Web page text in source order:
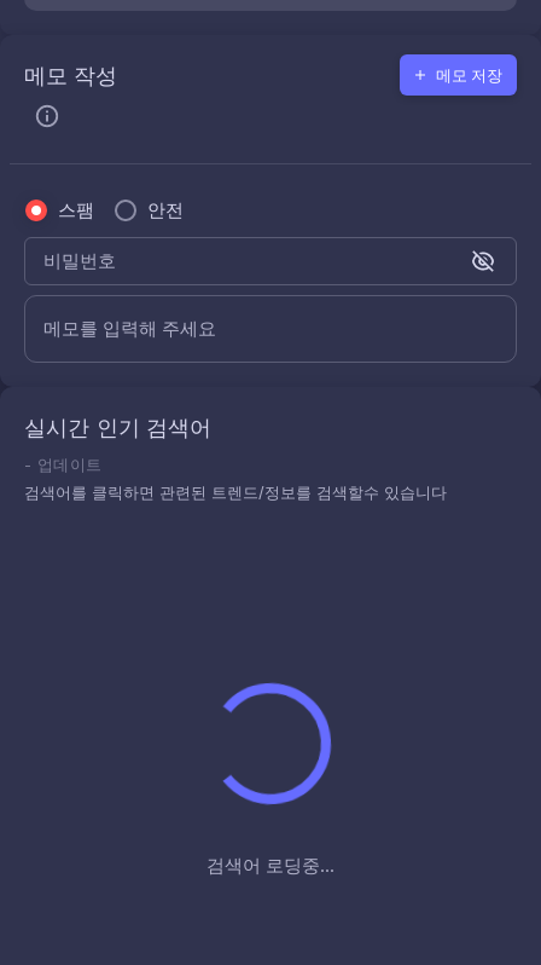
메모 작성 메모 저장
스팸 안전
비밀번호
메모를 입력해 주세요
실시간 인기 검색어
- 업데이트
검색어를 클릭하면 관련된 트렌드/정보를 검색할수 있습니다
검색어 로딩중...